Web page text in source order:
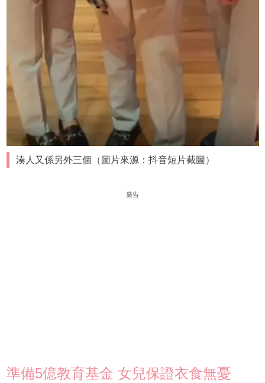
湊人又係另外三個（圖片來源：抖音短片截圖）
廣告
準備5億教育基金 女兒保證衣食無憂